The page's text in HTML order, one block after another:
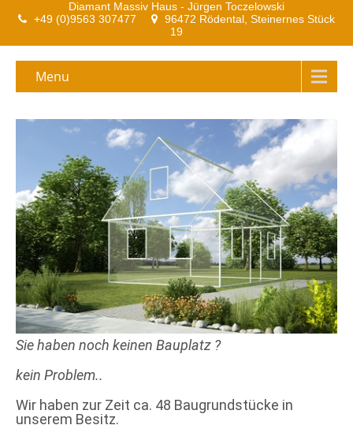
Diamant Massiv Haus - Jürgen Toczelowski
+49 (0)9563 307477
96472 Rödental, Steinernes Stück
19
Menu
Sie haben noch keinen Bauplatz ?
kein Problem..
Wir haben zur Zeit ca. 48 Baugrundstücke in
unserem Besitz.